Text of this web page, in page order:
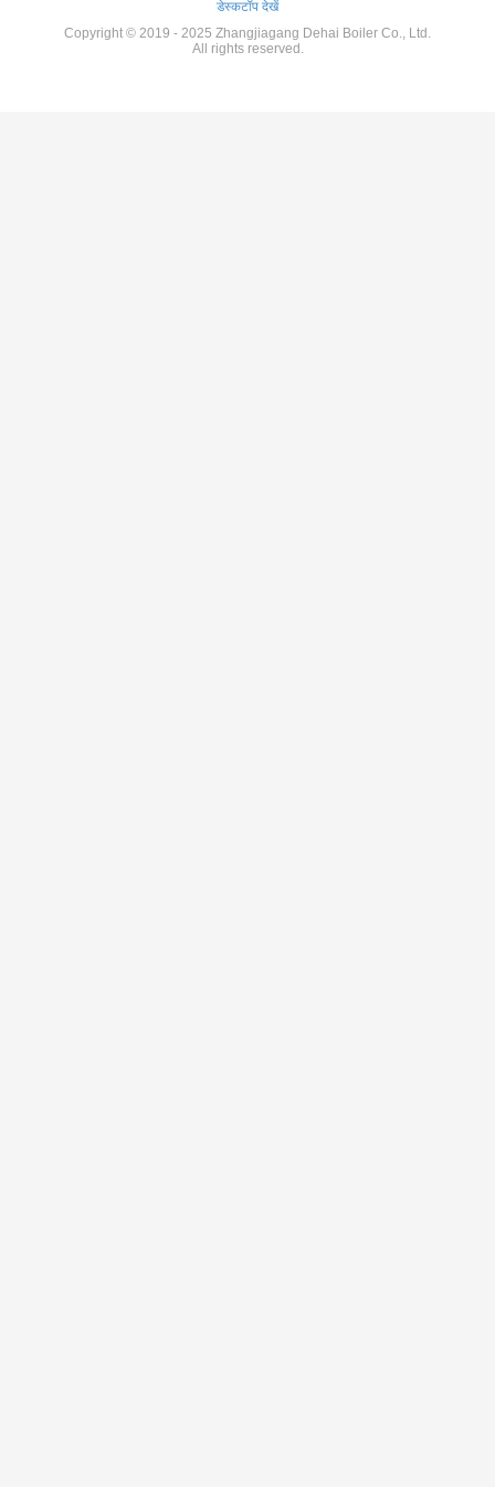
डेस्कटॉप देखें
Copyright © 2019 - 2025 Zhangjiagang Dehai Boiler Co., Ltd.
All rights reserved.